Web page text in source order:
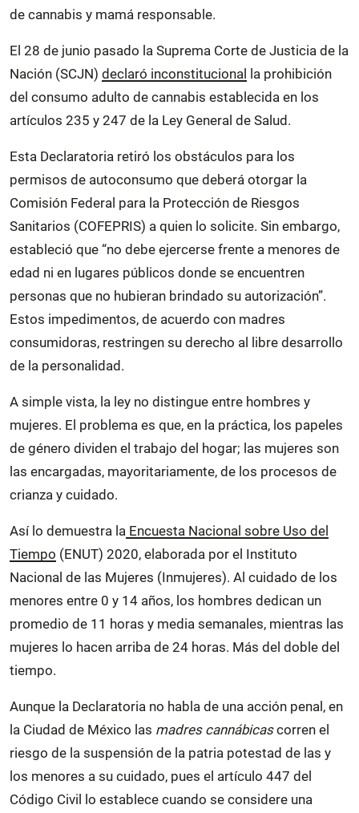
de cannabis y mamá responsable.
El 28 de junio pasado la Suprema Corte de Justicia de la
Nación (SCJN) declaró inconstitucional la prohibición
del consumo adulto de cannabis establecida en los
artículos 235 y 247 de la Ley General de Salud.
Esta Declaratoria retiró los obstáculos para los
permisos de autoconsumo que deberá otorgar la
Comisión Federal para la Protección de Riesgos
Sanitarios (COFEPRIS) a quien lo solicite. Sin embargo,
estableció que “no debe ejercerse frente a menores de
edad ni en lugares públicos donde se encuentren
personas que no hubieran brindado su autorización”.
Estos impedimentos, de acuerdo con madres
consumidoras, restringen su derecho al libre desarrollo
de la personalidad.
A simple vista, la ley no distingue entre hombres y
mujeres. El problema es que, en la práctica, los papeles
de género dividen el trabajo del hogar; las mujeres son
las encargadas, mayoritariamente, de los procesos de
crianza y cuidado.
Así lo demuestra la Encuesta Nacional sobre Uso del
Tiempo (ENUT) 2020, elaborada por el Instituto
Nacional de las Mujeres (Inmujeres). Al cuidado de los
menores entre 0 y 14 años, los hombres dedican un
promedio de 11 horas y media semanales, mientras las
mujeres lo hacen arriba de 24 horas. Más del doble del
tiempo.
Aunque la Declaratoria no habla de una acción penal, en
la Ciudad de México las madres cannábicascorren el
riesgo de la suspensión de la patria potestad de las y
los menores a su cuidado, pues el artículo 447 del
Código Civil lo establece cuando se considere una